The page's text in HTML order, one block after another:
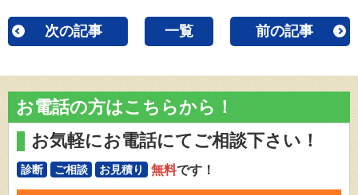
次の記事 一覧 前の記事
お電話の方はこちらから！
お気軽にお電話にてご相談下さい！
診断 ご相談 お見積り 無料です！